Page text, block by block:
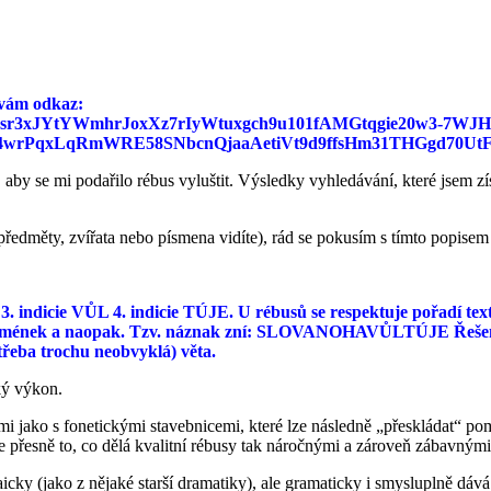
odkaz:
se mi podařilo rébus vyluštit. Výsledky vyhledávání, které jsem
zvířata nebo písmena vidíte), rád se pokusím s tímto
indicie VŮL 4. indicie TÚJE. U rébusů se respektuje pořadí
a naopak. Tzv. náznak zní: SLOVANOHAVŮLTÚJE
trochu neobvyklá) věta.
výkon.
jako s fonetickými stavebnicemi, které lze následně „přeskládat“
to, co dělá kvalitní rébusy tak náročnými a zároveň
(jako z nějaké starší dramatiky), ale gramaticky i smysluplně